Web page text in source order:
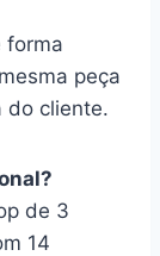
forma
peça
do cliente.
de 3
14